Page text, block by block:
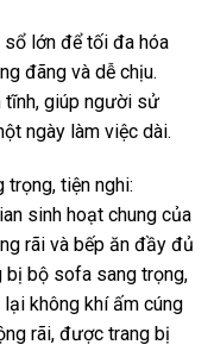
lớn để tối đa hóa
đãng và dễ chịu.
tĩnh, giúp người sử
ngày làm việc dài.
trọng, tiện nghi:
sinh hoạt chung của
rãi và bếp ăn đầy đủ
bị bộ sofa sang trọng,
lại không khí ấm cúng
rãi, được trang bị